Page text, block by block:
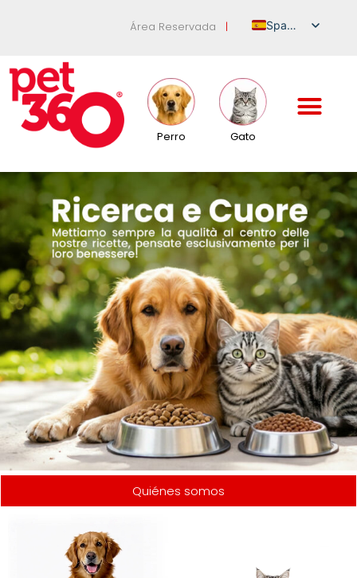
Área Reservada |
Spanish
German
Perro Gato
Quiénes somos